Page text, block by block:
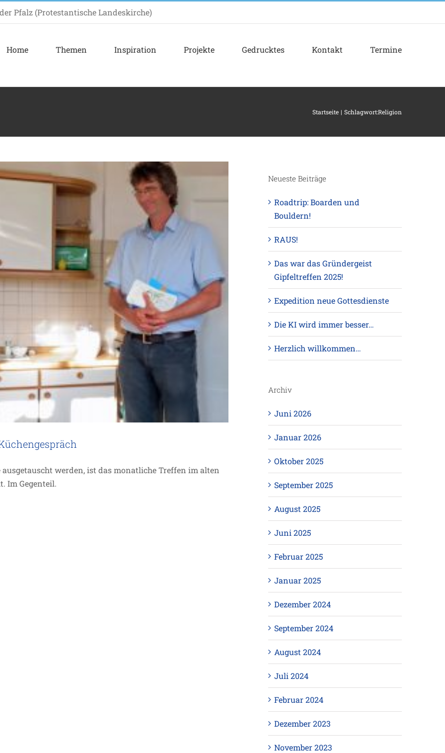
Pfalz (Protestantische Landeskirche)
Home Themen Inspiration Projekte Gedrucktes Kontakt Termine
Startseite Schlagwort:Religion
Projekte
werden, ist das monatliche Treffen im alten
Im Gegenteil.
Neueste Beiträge
Roadtrip: Boarden und
Bouldern!
RAUS!
Das war das Gründergeist
Gipfeltreffen 2025!
Expedition neue Gottesdienste
Die KI wird immer besser…
Herzlich willkommen…
Archiv
Juni 2026
Januar 2026
Oktober 2025
September 2025
August 2025
Juni 2025
Februar 2025
Januar 2025
Dezember 2024
September 2024
August 2024
Juli 2024
Februar 2024
Dezember 2023
November 2023